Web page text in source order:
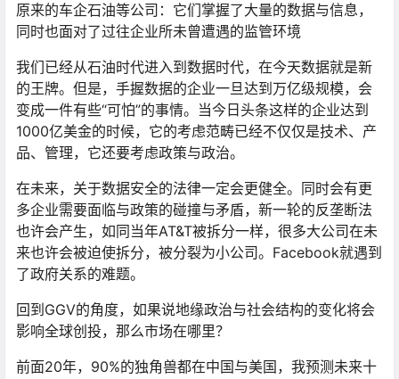
原来的车企石油等公司：它们掌握了大量的数据与信息，
同时也面对了过往企业所未曾遭遇的监管环境
我们已经从石油时代进入到数据时代，在今天数据就是新
的王牌。但是，手握数据的企业一旦达到万亿级规模，会
变成一件有些“可怕”的事情。当今日头条这样的企业达到
1000亿美金的时候，它的考虑范畴已经不仅仅是技术、产
品、管理，它还要考虑政策与政治。
在未来，关于数据安全的法律一定会更健全。同时会有更
多企业需要面临与政策的碰撞与矛盾，新一轮的反垄断法
也许会产生，如同当年AT&T被拆分一样，很多大公司在未
来也许会被迫使拆分，被分裂为小公司。Facebook就遇到
了政府关系的难题。
回到GGV的角度，如果说地缘政治与社会结构的变化将会
影响全球创投，那么市场在哪里？
前面20年，90%的独角兽都在中国与美国，我预测未来十